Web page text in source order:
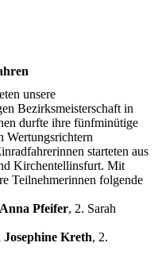
unsere
Bezirksmeisterschaft in
durfte ihre fünfminütige
Wertungsrichtern
starteten aus
Kirchentellinsfurt. Mit
Teilnehmerinnen folgende
Pfeifer, 2. Sarah
Kreth, 2.